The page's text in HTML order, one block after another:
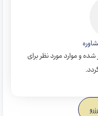
و موارد مورد نظر برای